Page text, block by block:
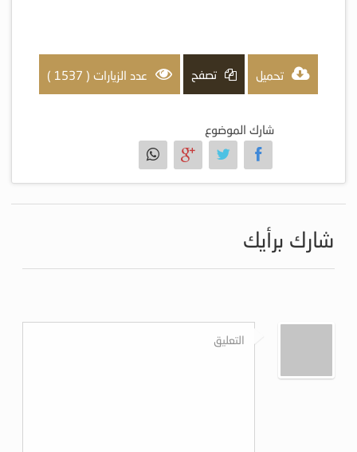
تحميل تصفح عدد الزيارات ( 1537 )
شارك الموضوع
شارك برأيك